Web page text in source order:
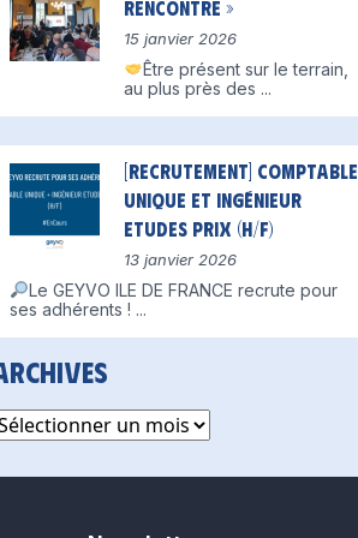
Rencontre »
15 janvier 2026
Être présent sur le terrain,
au plus près des ...
[Recrutement] Comptable
unique et Ingénieur
Etudes Prix (H/F)
13 janvier 2026
Le GEYVO ILE DE FRANCE recrute pour
ses adhérents ! ...